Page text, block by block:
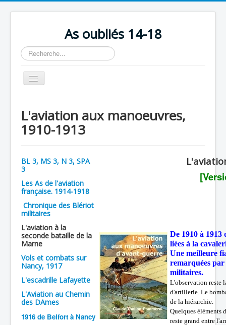
As oubliés 14-18
Rechercher
Basculer
la
Chronologie
Escadrilles
Personnels
Formation
Doctrines
Batailles
Les As
Cahiers des As
L'aviation aux manoeuvres,
1910-1913
BL 3, MS 3, N 3, SPA
3
Les As de l'aviation
française. 1914-1918
Chronique des Blériot
militaires
L'aviation à la
seconde bataille de la
Marne
Vols et combats sur
Nancy, 1917
L'escadrille Lafayette
L'Aviation au Chemin
des DAmes
1916 de Belfort à Nancy
De 1910 à
liées à la
Une meilleure
remarquées
militaires.
L'observation reste
d'artillerie. Le
de la hiérarchie.
Quelques éléments
reste grand entre